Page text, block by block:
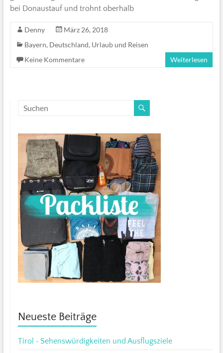
bei Donaustauf und trohnt oberhalb
Denny
März 26, 2018
Bayern, Deutschland, Urlaub und Reisen
Keine Kommentare
Weiterlesen
Neueste Beiträge
Tirol • Sehenswürdigkeiten und Ausflugsziele